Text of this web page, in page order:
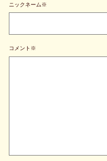
ニックネーム※
コメント※